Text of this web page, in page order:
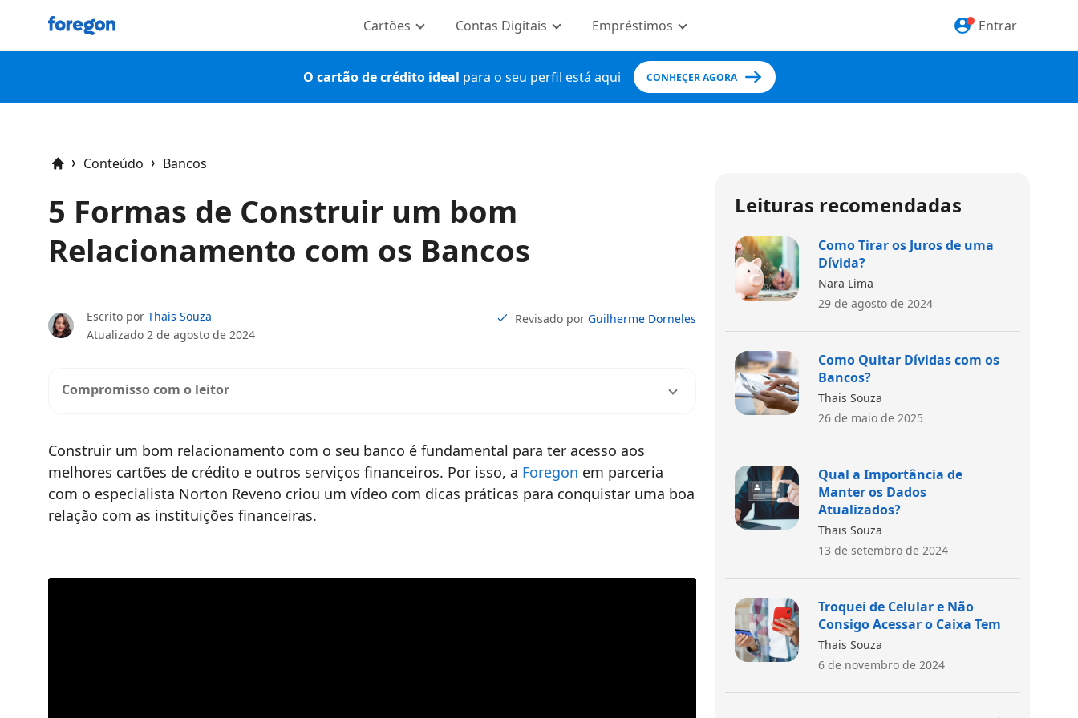
Foregon.com Cartões Contas Digitais Empréstimos Entrar
O cartão de crédito ideal para o seu perfil está aqui CONHEÇER AGORA
HomeConteúdo Bancos
5 Formas de Construir um bom
Relacionamento com os Bancos
Escrito por Thais Souza
Atualizado 2 de agosto de 2024
Revisado por Guilherme Dorneles
Compromisso com o leitor
Construir um bom relacionamento com o seu banco é fundamental para ter acesso aos
melhores cartões de crédito e outros serviços financeiros. Por isso, a Foregon em parceria
com o especialista Norton Reveno criou um vídeo com dicas práticas para conquistar uma boa
relação com as instituições financeiras.
Leituras recomendadas
Como Tirar os Juros de uma
Dívida?
Nara Lima
29 de agosto de 2024
Como Quitar Dívidas com os
Bancos?
Thais Souza
26 de maio de 2025
Qual a Importância de
Manter os Dados
Atualizados?
Thais Souza
13 de setembro de 2024
Troquei de Celular e Não
Consigo Acessar o Caixa Tem
Thais Souza
6 de novembro de 2024